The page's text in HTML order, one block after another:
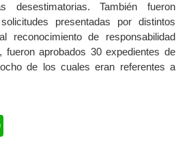
desestimatorias. También fueron
presentadas por distintos
reconocimiento de responsabilidad
fueron aprobados 30 expedientes de
de los cuales eran referentes a